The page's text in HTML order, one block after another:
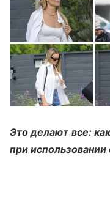
Это делают все:
при